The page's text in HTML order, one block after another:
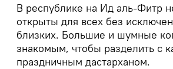
В республике на Ид аль-Фитр
открыты для всех без
близких. Большие и шумные
знакомым, чтобы разделить с
праздничным дастарханом.